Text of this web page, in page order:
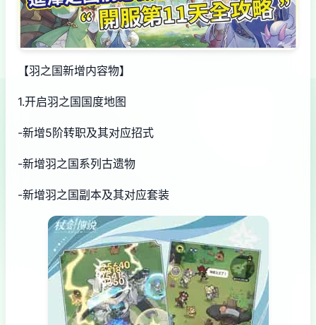
【羽之国新增内容物】
1.开启羽之国国度地图
-新增5阶转职及其对应招式
-新增羽之国系列古遗物
-新增羽之国副本及其对应套装